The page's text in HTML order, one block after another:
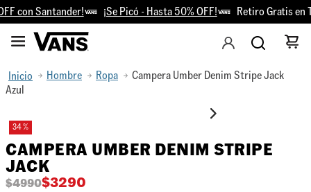
con Santander! ¡Se Picó - Hasta 50% OFF! Retiro Gratis en
Hombre Ropa
Campera Umber Denim Stripe Jack
Azul
34 %
CAMPERA UMBER DENIM STRIPE
JACK
$3290
$4990